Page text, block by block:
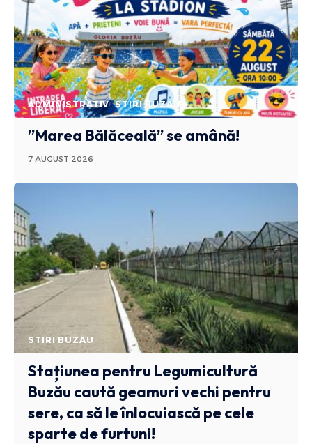
ADMINISTRATIV STIRI BUZAU
”Marea Bălăceală” se amână!
7 AUGUST 2026
STIRI BUZAU
Stațiunea pentru Legumicultură
Buzău caută geamuri vechi pentru
sere, ca să le înlocuiască pe cele
sparte de furtuni!